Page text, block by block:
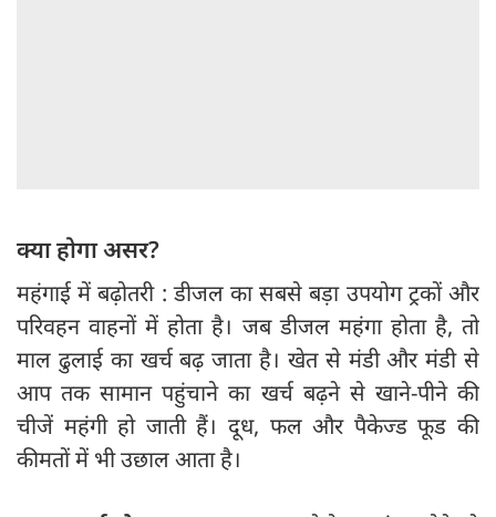
क्या होगा असर?
महंगाई में बढ़ोतरी : डीजल का सबसे बड़ा उपयोग ट्रकों और
परिवहन वाहनों में होता है। जब डीजल महंगा होता है, तो
माल ढुलाई का खर्च बढ़ जाता है। खेत से मंडी और मंडी से
आप तक सामान पहुंचाने का खर्च बढ़ने से खाने-पीने की
चीजें महंगी हो जाती हैं। दूध, फल और पैकेज्ड फूड की
कीमतों में भी उछाल आता है।